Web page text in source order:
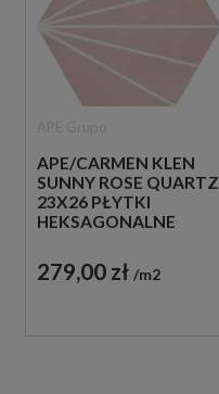
APE/CARMEN KLEN
SUNNY ROSE QUARTZ
23X26 PŁYTKI
HEKSAGONALNE
GRESOWE
279,00 zł m2